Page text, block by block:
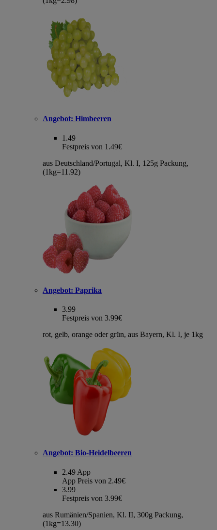
Angebot: Himbeeren
1.49
Festpreis von 1.49€
aus Deutschland/Portugal, Kl. I, 125g Packung,
(1kg=11.92)
Angebot: Paprika
3.99
Festpreis von 3.99€
rot, gelb, orange oder grün, aus Bayern, Kl. I, je 1kg
Angebot: Bio-Heidelbeeren
2.49 App
App Preis von 2.49€
3.99
Festpreis von 3.99€
aus Rumänien/Spanien, Kl. II, 300g Packung,
(1kg=13.30)